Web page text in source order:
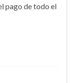
pago de todo el